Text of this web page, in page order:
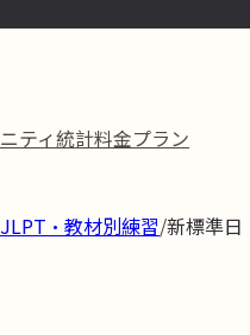
ティ統計料金プラン
・教材別練習/新標準日